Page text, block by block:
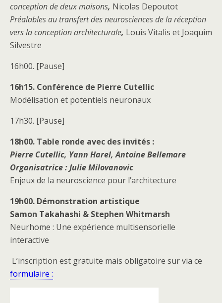
conception de deux maisons, Nicolas Depoutot
Préalables au transfert des neurosciences de la réception
vers la conception architecturale, Louis Vitalis et Joaquim
Silvestre
16h00. [Pause]
16h15. Conférence de Pierre Cutellic
Modélisation et potentiels neuronaux
17h30. [Pause]
18h00. Table ronde avec des invités :
Pierre Cutellic, Yann Harel, Antoine Bellemare
Organisatrice : Julie Milovanovic
Enjeux de la neuroscience pour l’architecture
19h00. Démonstration artistique
Samon Takahashi & Stephen Whitmarsh
Neurhome : Une expérience multisensorielle
interactive
L’inscription est gratuite mais obligatoire sur via ce
formulaire :